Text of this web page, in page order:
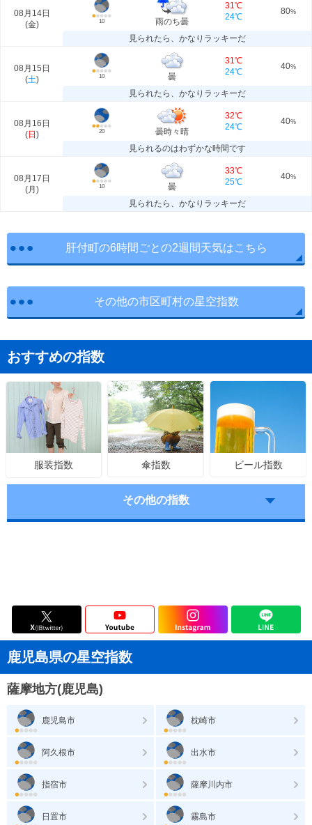
08月14日
(金) 10 雨のち曇
31℃
24℃
80%
見られたら、かなりラッキーだ
08月15日
(土) 10 曇
31℃
24℃
40%
見られたら、かなりラッキーだ
08月16日
(日 ) 20 曇時々晴
32℃
24℃
40%
見られるのはわずかな時間です
08月17日
(月 ) 10 曇
33℃
25℃
40%
見られたら、かなりラッキーだ
肝付町の6時間ごとの2週間天気はこちら
その他の市区町村の星空指数
おすすめの指数
服装指数 傘指数 ビール指数
その他の指数
鹿児島県の星空指数
薩摩地方(鹿児島)
鹿児島市 枕崎市
阿久根市 出水市
指宿市 薩摩川内市
日置市 霧島市